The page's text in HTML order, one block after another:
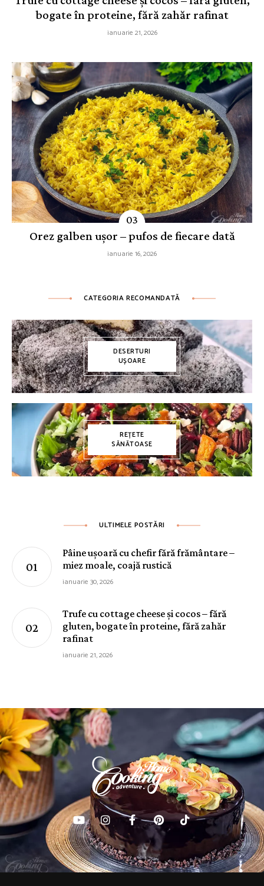
bogate în proteine, fără zahăr rafinat
ianuarie 21, 2026
Orez galben ușor – pufos de fiecare dată
ianuarie 16, 2026
CATEGORIA RECOMANDATĂ
DESERTURI
UȘOARE
REȚETE
SĂNĂTOASE
ULTIMELE POSTĂRI
Pâine ușoară cu chefir fără frământare –
miez moale, coajă rustică
ianuarie 30, 2026
Trufe cu cottage cheese și cocos – fără
gluten, bogate în proteine, fără zahăr
rafinat
ianuarie 21, 2026